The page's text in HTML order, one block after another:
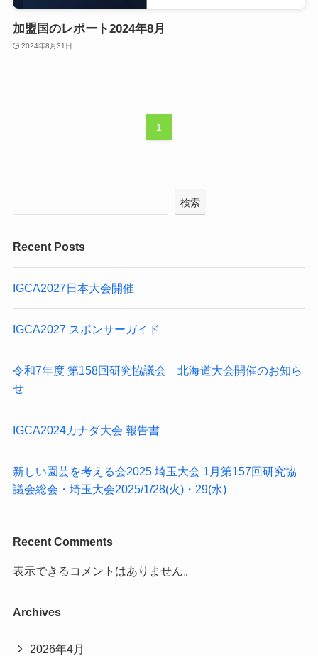
加盟国のレポート2024年8月
2024年8月31日
1
検索
Recent Posts
IGCA2027日本大会開催
IGCA2027 スポンサーガイド
令和7年度 第158回研究協議会 北海道大会開催のお知ら
せ
IGCA2024カナダ大会 報告書
新しい園芸を考える会2025 埼玉大会 1月第157回研究協
議会総会・埼玉大会2025/1/28(火)・29(水)
Recent Comments
表示できるコメントはありません。
Archives
2026年4月